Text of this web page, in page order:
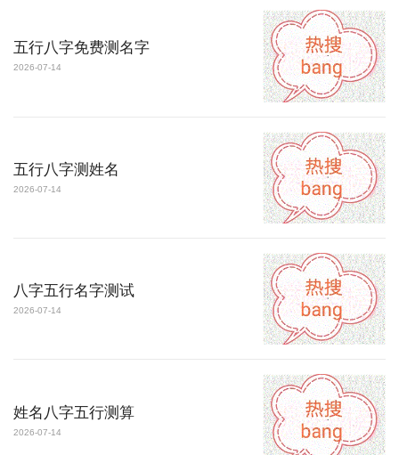
五行八字免费测名字
2026-07-14
五行八字测姓名
2026-07-14
八字五行名字测试
2026-07-14
姓名八字五行测算
2026-07-14